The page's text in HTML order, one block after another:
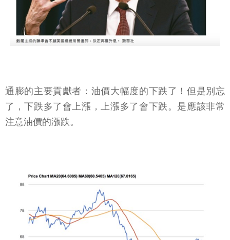
通膨的主要貢獻者：油價大幅度的下跌了！但是別忘
了，下跌多了會上漲，上漲多了會下跌。是應該非常
注意油價的漲跌。